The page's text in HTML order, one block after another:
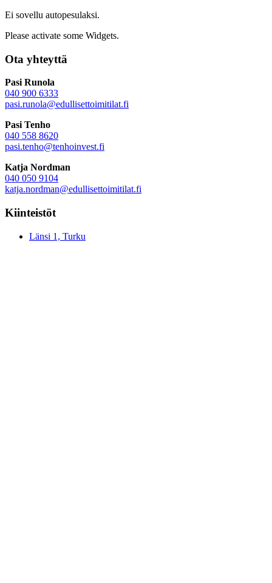
Ei sovellu autopesulaksi.
Please activate some Widgets.
Ota yhteyttä
Pasi Runola
040 900 6333
pasi.runola@edullisettoimitilat.fi
Pasi Tenho
040 558 8620
pasi.tenho@tenhoinvest.fi
Katja Nordman
040 050 9104
katja.nordman@edullisettoimitilat.fi
Kiinteistöt
Länsi 1, Turku